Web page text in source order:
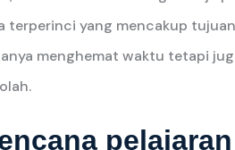
terperinci yang mencakup
menghemat waktu tetapi